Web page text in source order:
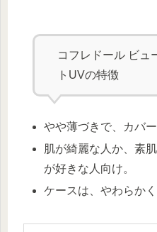
コフレドール ビュ
トUVの特徴
やや薄づきで、カバー
肌が綺麗な人か、素
が好きな人向け。
ケースは、やわらか